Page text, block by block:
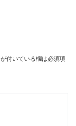
が付いている欄は必須項